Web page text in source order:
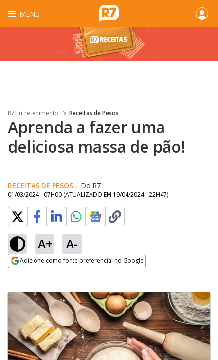
MENU
R7 Entretenimento Receitas de Pesos
Aprenda a fazer uma
deliciosa massa de pão!
RECEITAS DE PESOS | Do R7
01/03/2024 - 07H00 (ATUALIZADO EM 19/04/2024 - 22H47)
A+ A-
Adicione como fonte preferencial no Google